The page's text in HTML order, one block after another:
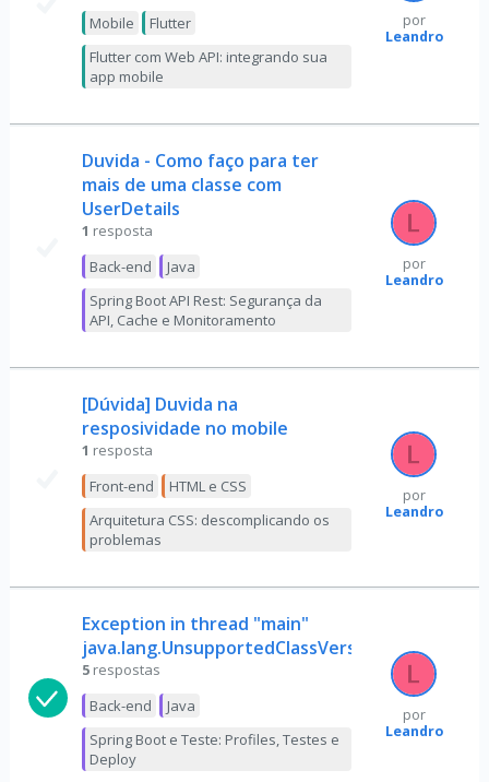
Mobile
Flutter
Flutter com Web API: integrando sua
app mobile
por
Leandro
Duvida - Como faço para ter
mais de uma classe com
UserDetails
1 resposta
Back-end
Java
Spring Boot API Rest: Segurança da
API, Cache e Monitoramento
por
Leandro
[Dúvida] Duvida na
resposividade no mobile
1 resposta
Front-end
HTML e CSS
Arquitetura CSS: descomplicando os
problemas
por
Leandro
Exception in thread "main"
java.lang.UnsupportedClassVersionError
5 respostas
Back-end
Java
Spring Boot e Teste: Profiles, Testes e
Deploy
por
Leandro